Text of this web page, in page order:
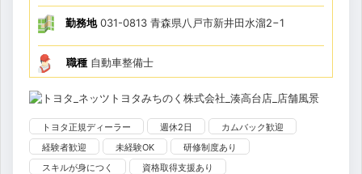
勤務地031-0813 青森県八戸市新井田水溜2−1
職種 自動車整備士
トヨタ正規ディーラー 週休2日
カムバック歓迎
経験者歓迎
未経験OK
研修制度あり
スキルが身につく
資格取得支援あり